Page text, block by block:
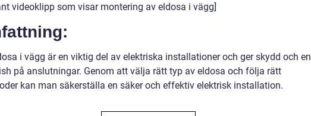
videoklipp som visar montering av eldosa i vägg]
i vägg är en viktig del av elektriska installationer och ger skydd och en
på anslutningar. Genom att välja rätt typ av eldosa och följa rätt
kan man säkerställa en säker och effektiv elektrisk installation.